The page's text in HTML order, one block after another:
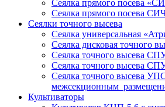
Сеялка прямого посева
Сеялка прямого посева
Сеялки точного высева
Сеялка универсальная
Сеялка дисковая точного
Сеялка точного высева
Сеялка точного высева
Сеялка точного высева
межсекционным
Культиваторы